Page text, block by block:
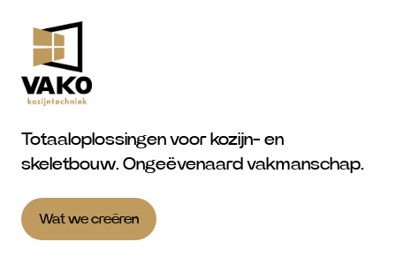
Totaaloplossingen voor kozijn- en
skeletbouw. Ongeëvenaard vakmanschap.
Wat we creëren